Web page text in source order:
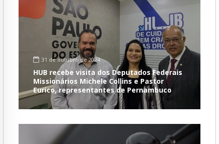
31 de outubro de 2024
HUB recebe visita dos Deputados Federais
Missionários Michele Collins e Pastor
Eurico, representantes de Pernambuco